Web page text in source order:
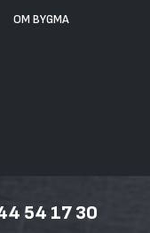
OM BYGMA
54 17 30